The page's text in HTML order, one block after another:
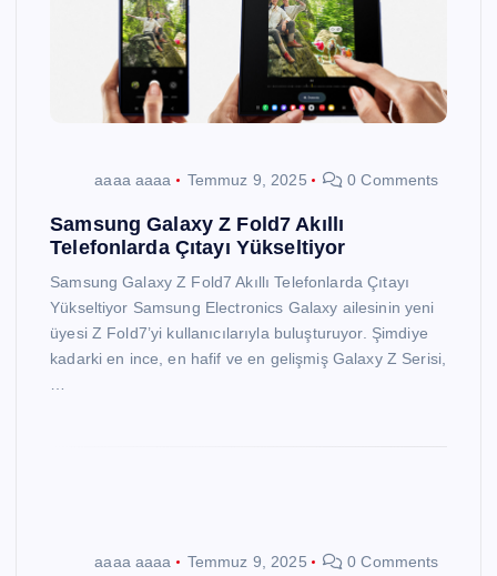
aaaa aaaa Temmuz 9, 2025 0 Comments
Samsung Galaxy Z Fold7 Akıllı
Telefonlarda Çıtayı Yükseltiyor
Samsung Galaxy Z Fold7 Akıllı Telefonlarda Çıtayı
Yükseltiyor Samsung Electronics Galaxy ailesinin yeni
üyesi Z Fold7’yi kullanıcılarıyla buluşturuyor. Şimdiye
kadarki en ince, en hafif ve en gelişmiş Galaxy Z Serisi,
aaaa aaaa Temmuz 9, 2025 0 Comments